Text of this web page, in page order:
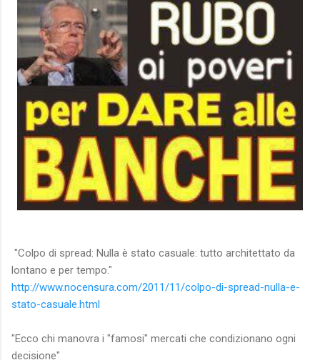
"Colpo di spread: Nulla è stato casuale: tutto architettato da
lontano e per tempo."
http://www.nocensura.com/2011/11/colpo-di-spread-nulla-e-
stato-casuale.html
"Ecco chi manovra i "famosi" mercati che condizionano ogni
decisione"